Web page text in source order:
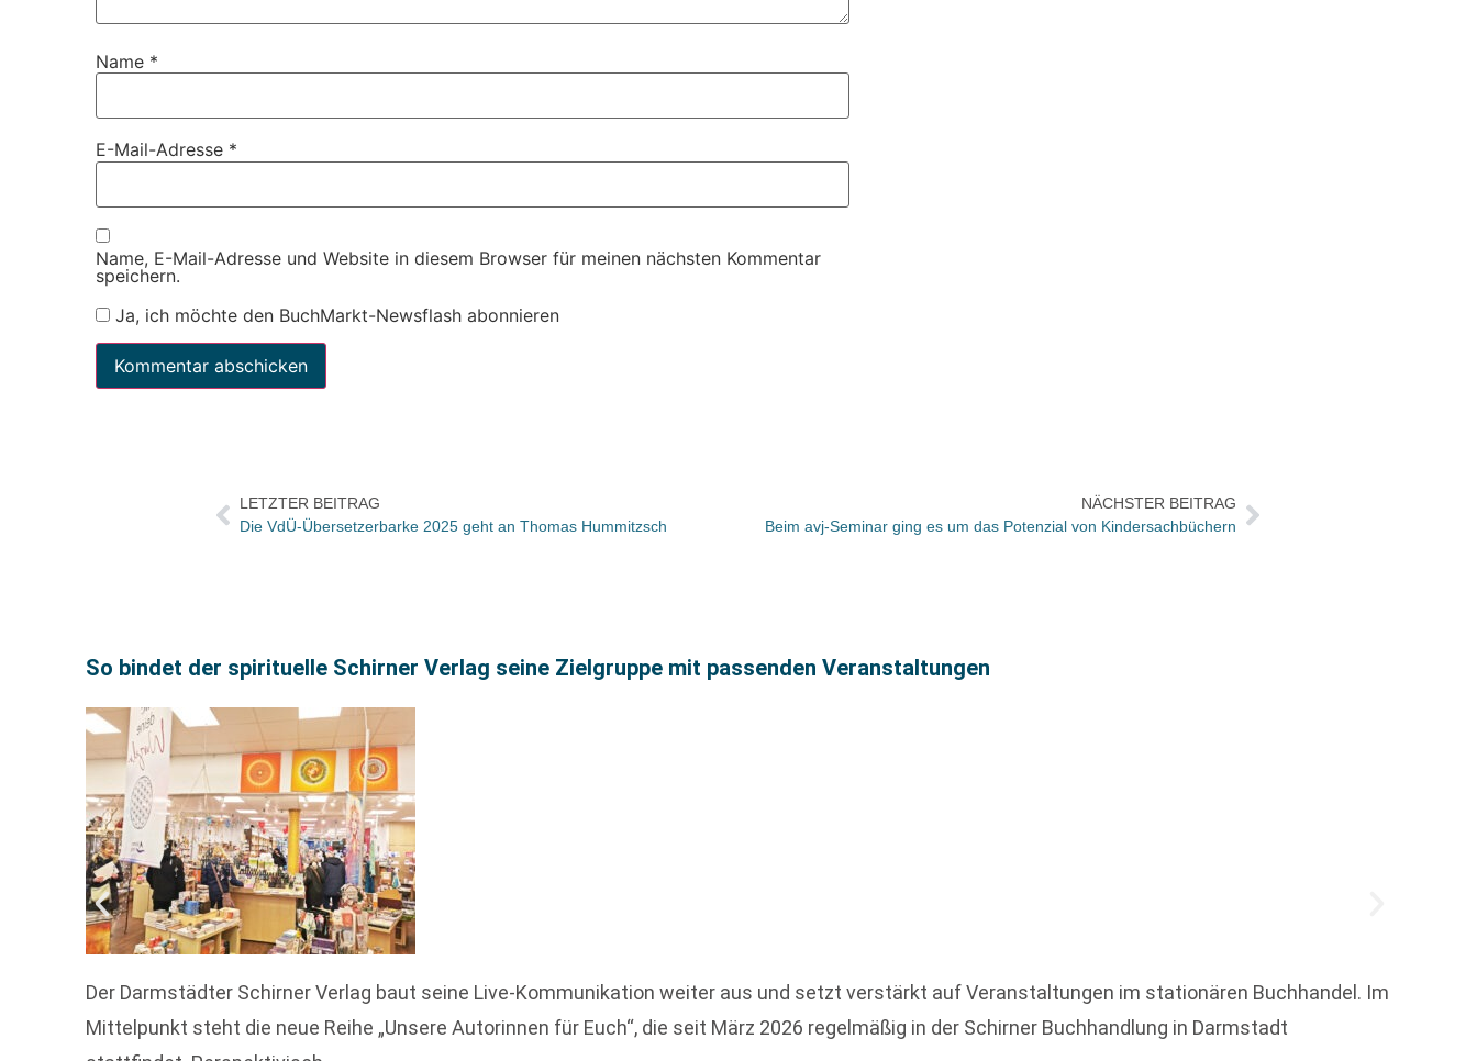
Name *
E-Mail-Adresse *
Name, E-Mail-Adresse und Website in diesem Browser für meinen nächsten Kommentar
speichern.
Ja, ich möchte den BuchMarkt-Newsflash abonnieren
LETZTER BEITRAG
Die VdÜ-Übersetzerbarke 2025 geht an Thomas Hummitzsch
NÄCHSTER BEITRAG
Beim avj-Seminar ging es um das Potenzial von Kindersachbüchern
So bindet der spirituelle Schirner Verlag seine Zielgruppe mit passenden Veranstaltungen
Der Darmstädter Schirner Verlag baut seine Live-Kommunikation weiter aus und setzt verstärkt auf Veranstaltungen im stationären Buchhandel. Im
Mittelpunkt steht die neue Reihe „Unsere Autorinnen für Euch“, die seit März 2026 regelmäßig in der Schirner Buchhandlung in Darmstadt